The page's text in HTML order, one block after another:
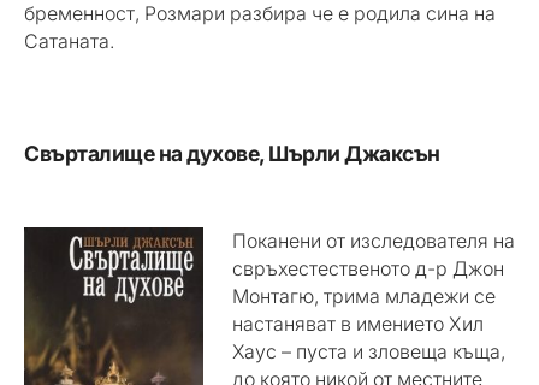
бременност, Розмари разбира че е родила сина на
Сатаната.
Свърталище на духове, Шърли Джаксън
Поканени от изследователя на
свръхестественото д-р Джон
Монтагю, трима младежи се
настаняват в имението Хил
Хаус – пуста и зловеща къща,
до която никой от местните